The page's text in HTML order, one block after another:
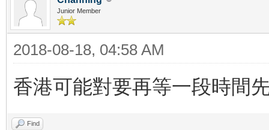
Junior Member
2018-08-18, 04:58 AM
香港可能對要再等一段時間
Find